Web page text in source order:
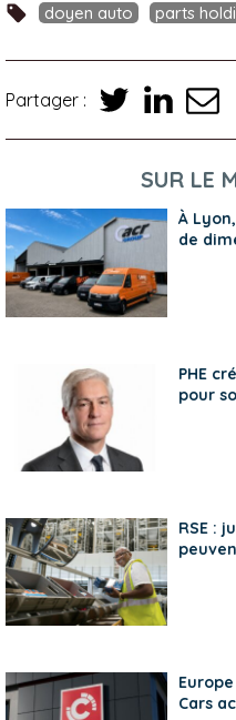
doyen auto parts
Partager :
SUR LE
À
de
PHE
pour
RSE :
Cars